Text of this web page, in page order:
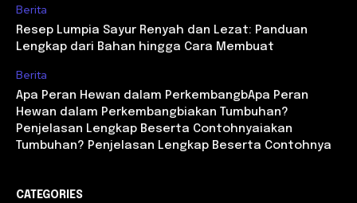
Berita
Resep Lumpia Sayur Renyah dan Lezat: Panduan
Lengkap dari Bahan hingga Cara Membuat
Berita
Apa Peran Hewan dalam PerkembangbApa Peran
Hewan dalam Perkembangbiakan Tumbuhan?
Penjelasan Lengkap Beserta Contohnyaiakan
Tumbuhan? Penjelasan Lengkap Beserta Contohnya
CATEGORIES